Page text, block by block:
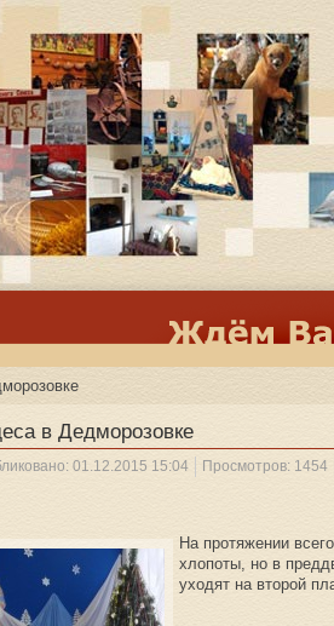
в Дедморозовке
01.12.2015 15:04 Просмотров: 1454
На протяжении
хлопоты, но в
уходят на второй